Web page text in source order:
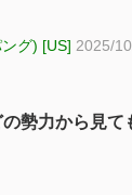
グ) [US] 2025/
勢力から見て